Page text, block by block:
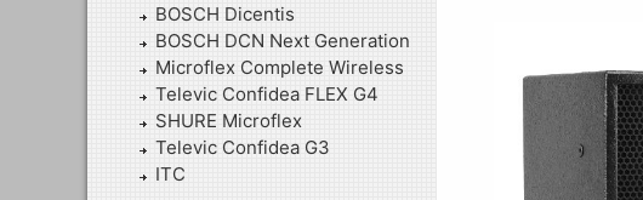
BOSCH Dicentis
BOSCH DCN Next Generation
Microflex Complete Wireless
Televic Confidea FLEX G4
SHURE Microflex
Televic Confidea G3
ITC